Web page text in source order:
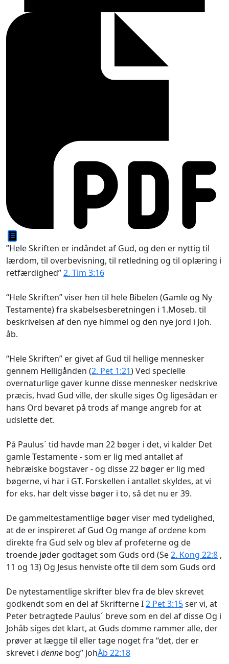
”Hele Skriften er indåndet af Gud, og den er nyttig til
lærdom, til overbevisning, til retledning og til oplæring i
retfærdighed”2. Tim 3:16
“Hele Skriften” viser hen til hele Bibelen (Gamle og Ny
Testamente) fra skabelsesberetningen i 1.Moseb. til
beskrivelsen af den nye himmel og den nye jord i Joh.
åb.
“Hele Skriften” er givet af Gud til hellige mennesker
gennem Helligånden (2. Pet 1:21)Ved specielle
overnaturlige gaver kunne disse mennesker nedskrive
præcis, hvad Gud ville, der skulle siges Og ligesådan er
hans Ord bevaret på trods af mange angreb for at
udslette det.
På Paulus´ tid havde man 22 bøger i det, vi kalder Det
gamle Testamente - som er lig med antallet af
hebræiske bogstaver - og disse 22 bøger er lig med
bøgerne, vi har i GT. Forskellen i antallet skyldes, at vi
for eks. har delt visse bøger i to, så det nu er 39.
De gammeltestamentlige bøger viser med tydelighed,
at de er inspireret af Gud Og mange af ordene kom
direkte fra Gud selv og blev af profeterne og de
troende jøder godtaget som Guds ord (Se2. Kong 22:8 ,
11 og 13) Og Jesus henviste ofte til dem som Guds ord
De nytestamentlige skrifter blev fra de blev skrevet
godkendt som en del af Skrifterne I2 Pet 3:15ser vi, at
Peter betragtede Paulus´ breve som en del af disse Og i
Johåb siges det klart, at Guds domme rammer alle, der
prøver at lægge til eller tage noget fra “det, der er
skrevet i denne bog” JohÅb 22:18